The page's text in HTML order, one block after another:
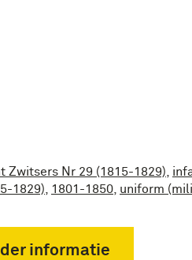
Zwitsers Nr 29 (1815-1829)
1829)
1801-1850 uniform
informatie